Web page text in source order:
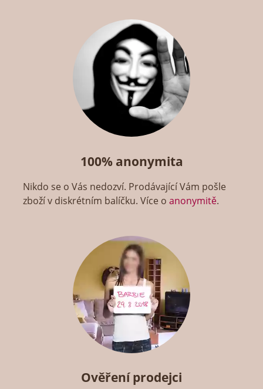
100% anonymita
Nikdo se o Vás nedozví. Prodávající Vám pošle
zboží v diskrétním balíčku. Více oanonymitě.
Ověření prodejci